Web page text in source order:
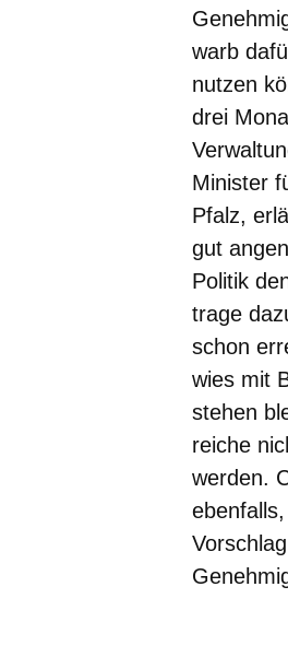
warb
nutzen
drei
Minister
Pfalz,
gut
Politik
trage
schon
wies mit
stehen
reiche
werden.